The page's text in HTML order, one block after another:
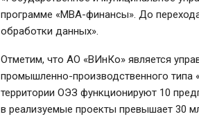
программе «МВА-финансы». До
обработки данных».
Отметим, что АО «ВИнКо» является
промышленно-производственного типа
территории ОЭЗ функционируют 10
в реализуемые проекты превышает 30